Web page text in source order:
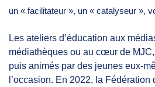
un « facilitateur », un « catalyseur »,
Les ateliers d’éducation aux
médiathèques ou au cœur de
puis animés par des jeunes eux-
l’occasion. En 2022, la